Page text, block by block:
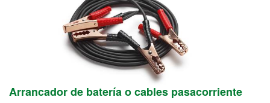
Arrancador de batería o cables pasacorriente